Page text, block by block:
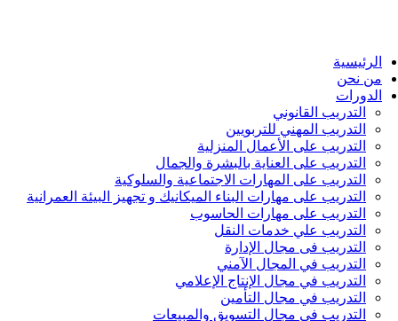
الرئيسية
من نحن
الدورات
التدريب القانوني
التدريب المهني للتربويين
التدريب على الأعمال المنزلية
التدريب على العناية بالبشرة والجمال
التدريب على المهارات الاجتماعية والسلوكية
التدريب على مهارات البناء الميكانيك و تجهيز البيئة العمرانية
التدريب على مهارات الحاسوب
التدريب علي خدمات النقل
التدريب فى مجال الإدارة
التدريب في المجال الآمني
التدريب في مجال الإنتاج الإعلامي
التدريب في مجال التأمين
التدريب في مجال التسويق والمبيعات